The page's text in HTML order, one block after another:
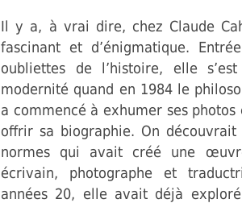
Il y a, à vrai dire, chez Claude
fascinant et d’énigmatique.
oubliettes de l’histoire, elle
modernité quand en 1984 le
a commencé à exhumer ses
offrir sa biographie. On
normes qui avait créé une
écrivain, photographe et
années 20, elle avait déjà